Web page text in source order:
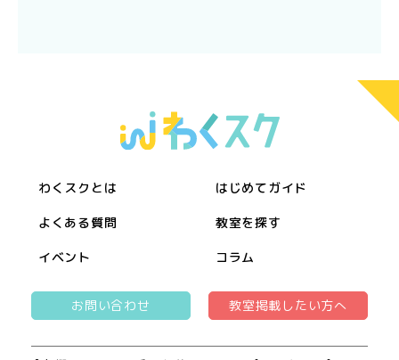
わくスクとは はじめてガイド
よくある質問 教室を探す
イベント コラム
お問い合わせ 教室掲載したい方へ